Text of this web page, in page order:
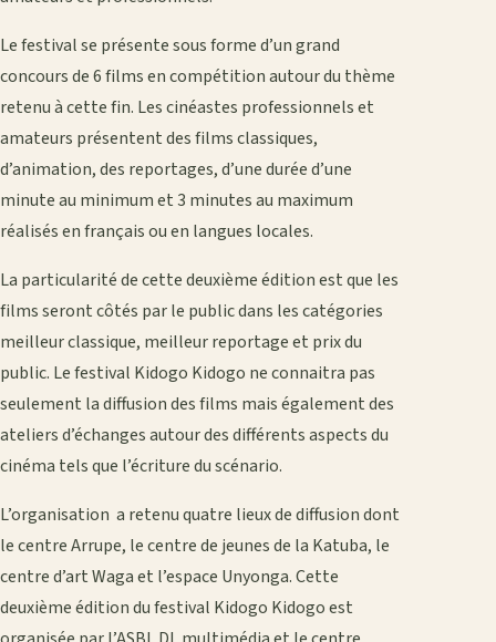
Le festival se présente sous forme d’un grand
concours de 6 films en compétition autour du thème
retenu à cette fin. Les cinéastes professionnels et
amateurs présentent des films classiques,
d’animation, des reportages, d’une durée d’une
minute au minimum et 3 minutes au maximum
réalisés en français ou en langues locales.
La particularité de cette deuxième édition est que les
films seront côtés par le public dans les catégories
meilleur classique, meilleur reportage et prix du
public. Le festival Kidogo Kidogo ne connaitra pas
seulement la diffusion des films mais également des
ateliers d’échanges autour des différents aspects du
cinéma tels que l’écriture du scénario.
L’organisation a retenu quatre lieux de diffusion dont
le centre Arrupe, le centre de jeunes de la Katuba, le
centre d’art Waga et l’espace Unyonga. Cette
deuxième édition du festival Kidogo Kidogo est